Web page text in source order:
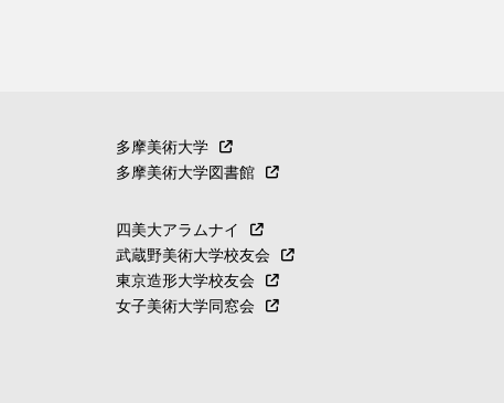
多摩美術大学
多摩美術大学図書館
四美大アラムナイ
武蔵野美術大学校友会
東京造形大学校友会
女子美術大学同窓会